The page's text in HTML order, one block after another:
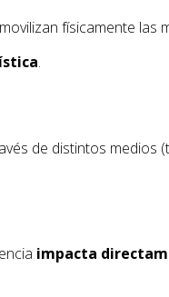
físicamente
.
de distintos medios
impacta